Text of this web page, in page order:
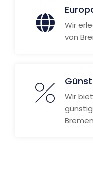
Wir
von
Wir